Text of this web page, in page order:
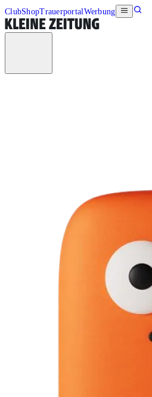
ClubShopTrauerportalWerbung